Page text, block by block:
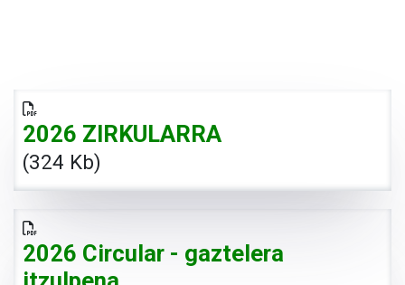
2026 ZIRKULARRA
(324 Kb)
2026 Circular - gaztelera